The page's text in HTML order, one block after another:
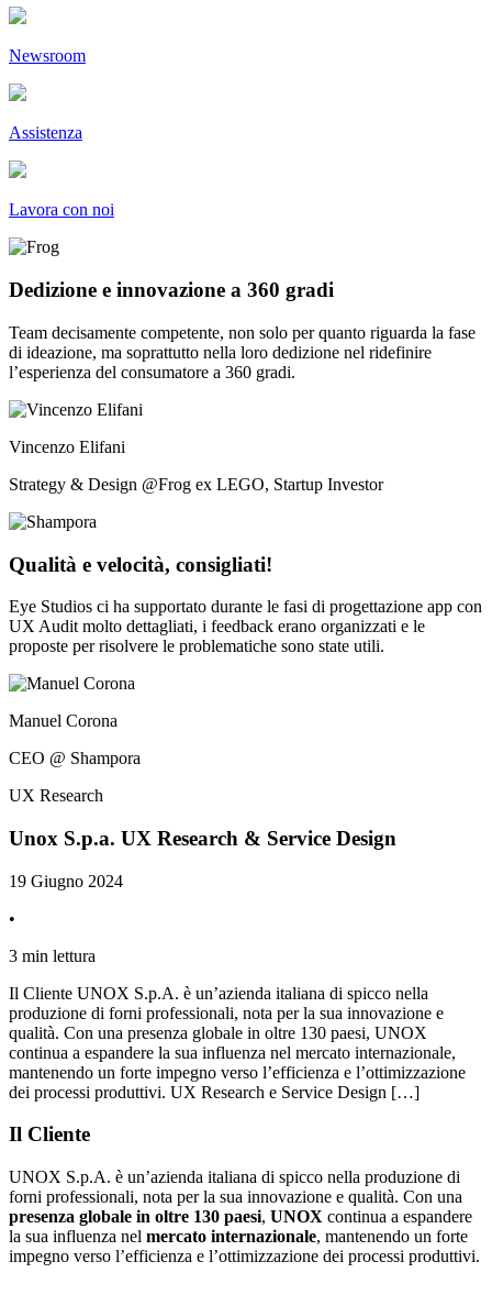
Newsroom
Assistenza
Lavora con noi
Dedizione e innovazione a 360 gradi
Team decisamente competente, non solo per quanto riguarda la fase
di ideazione, ma soprattutto nella loro dedizione nel ridefinire
l’esperienza del consumatore a 360 gradi.
Vincenzo Elifani
Strategy & Design @Frog ex LEGO, Startup Investor
Qualità e velocità, consigliati!
Eye Studios ci ha supportato durante le fasi di progettazione app con
UX Audit molto dettagliati, i feedback erano organizzati e le
proposte per risolvere le problematiche sono state utili.
Manuel Corona
CEO @ Shampora
UX Research
Unox S.p.a. UX Research & Service Design
19 Giugno 2024
•
3 min lettura
Il Cliente UNOX S.p.A. è un’azienda italiana di spicco nella
produzione di forni professionali, nota per la sua innovazione e
qualità. Con una presenza globale in oltre 130 paesi, UNOX
continua a espandere la sua influenza nel mercato internazionale,
mantenendo un forte impegno verso l’efficienza e l’ottimizzazione
dei processi produttivi​. UX Research e Service Design […]
Il Cliente
UNOX S.p.A. è un’azienda italiana di spicco nella produzione di
forni professionali, nota per la sua innovazione e qualità. Con una
presenza globale in oltre 130 paesi, UNOX continua a espandere
la sua influenza nel mercato internazionale, mantenendo un forte
impegno verso l’efficienza e l’ottimizzazione dei processi produttivi​.